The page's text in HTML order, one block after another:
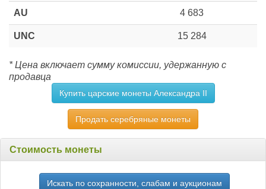
AU 4 683
UNC 15 284
* Цена включает сумму комиссии, удержанную с
продавца
Купить царские монеты Александра II
Продать серебряные монеты
Стоимость монеты
Искать по сохранности, слабам и аукционам